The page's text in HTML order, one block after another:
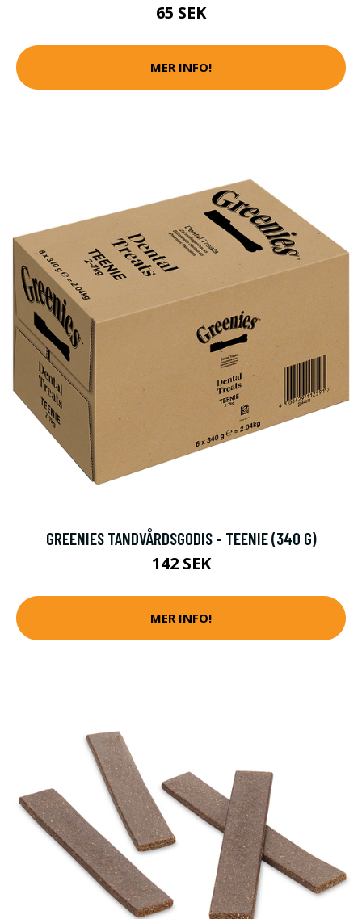
65 SEK
MER INFO!
GREENIES TANDVÅRDSGODIS - TEENIE (340 G)
142 SEK
MER INFO!